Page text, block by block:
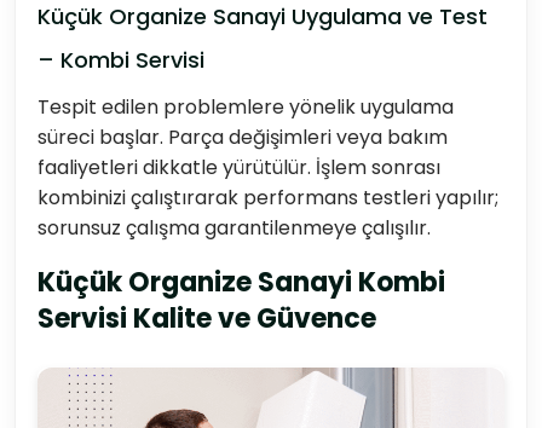
Küçük Organize Sanayi Uygulama ve Test
– Kombi Servisi
Tespit edilen problemlere yönelik uygulama
süreci başlar. Parça değişimleri veya bakım
faaliyetleri dikkatle yürütülür. İşlem sonrası
kombinizi çalıştırarak performans testleri yapılır;
sorunsuz çalışma garantilenmeye çalışılır.
Küçük Organize Sanayi Kombi
Servisi Kalite ve Güvence